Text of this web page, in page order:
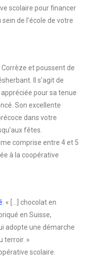
scolaire pour financer
de l’école de votre
et poussent de
Il s’agit de
pour sa tenue
Son excellente
dans votre
fêtes.
comprise entre 4 et 5
à la coopérative
. « […] chocolat en
en Suisse,
adopte une démarche
terroir. »
scolaire.